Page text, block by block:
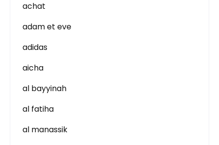
achat
adam et eve
adidas
aicha
al bayyinah
al fatiha
al manassik